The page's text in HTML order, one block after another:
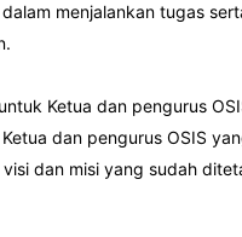
menjalankan tugas
Ketua dan pengurus
dan pengurus OSIS
dan misi yang sudah